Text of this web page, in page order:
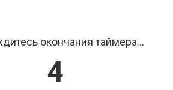
окончания таймера...
3